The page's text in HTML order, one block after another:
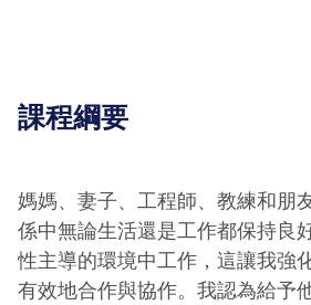
課程綱要
媽媽、妻子、工程師、教練和朋
係中無論生活還是工作都保持良
性主導的環境中工作，這讓我強
有效地合作與協作。我認為給予